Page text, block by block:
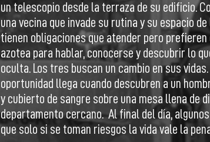
un telescopio desde la terraza de su edificio.
una vecina que invade su rutina y su espacio
tienen obligaciones que atender pero prefieren
azotea para hablar, conocerse y descubrir lo
oculta. Los tres buscan un cambio en sus vidas.
oportunidad llega cuando descubren a un
y cubierto de sangre sobre una mesa llena de
departamento cercano. Al final del día,
que solo si se toman riesgos la vida vale la